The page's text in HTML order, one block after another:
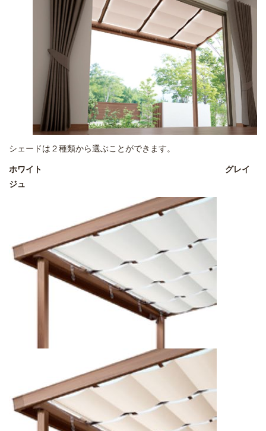
シェードは２種類から選ぶことができます。
ホワイト
グレイ
ジュ